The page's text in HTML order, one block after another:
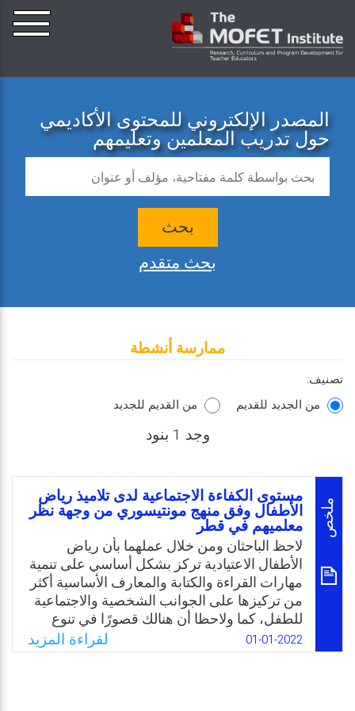
المصدر الإلكتروني للمحتوى الأكاديمي
حول تدريب المعلمين وتعليمهم
بحث
بحث متقدم
ممارسة أنشطة
تصنيف:
من الجديد للقديم
من القديم للجديد
وجد 1 بنود
ملخص
مستوى الكفاءة الاجتماعية لدى تلاميذ رياض
الأطفال وفق منهج مونتيسوري من وجهة نظر
معلميهم في قطر
لاحظ الباحثان ومن خلال عملهما بأن رياض
الأطفال الاعتيادية تركز بشكل أساسي على تنمية
مهارات القراءة والكتابة والمعارف الأساسية أكثر
من تركيزها على الجوانب الشخصية والاجتماعية
للطفل، كما ولاحظا أن هنالك قصورًا في تنوع
الأنشطة والأدوات التعليمية التي تراعي هذه
الجوانب وتنميها، في حين أن رياض الأطفال التي
01-01-2022 لقراءة المزيد